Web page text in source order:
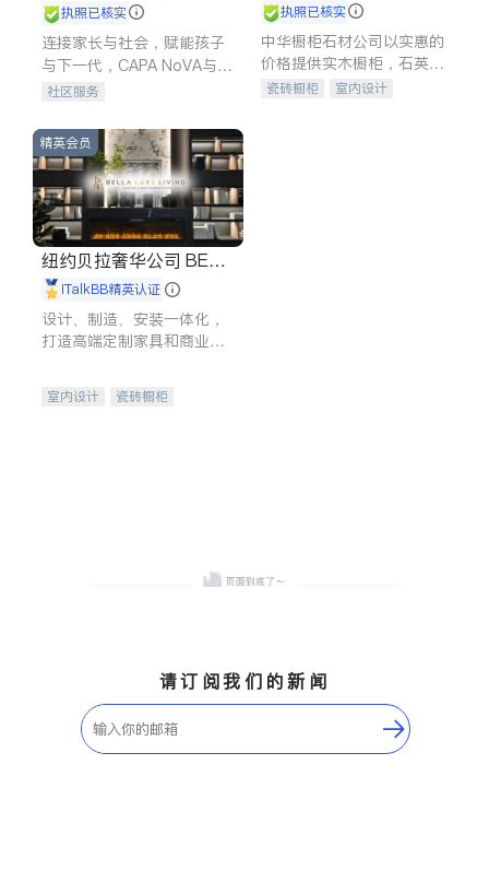
执照已核实
连接家长与社会，赋能孩子
与下一代，CAPA NoVA与您
携手建设包容、公平、充满
社区服务
执照已核实
中华橱柜石材公司以实惠的
价格提供实木橱柜，石英石
台面，多种优质不锈钢水
瓷砖橱柜
室内设计
精英会员
纽约贝拉奢华公司 BELL
A LUXE
iTalkBB精英认证
设计、制造、安装一体化，
打造高端定制家具和商业空
室内设计
瓷砖橱柜
请订阅我们的新闻